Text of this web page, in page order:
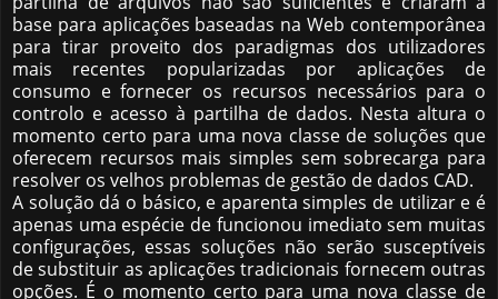
base para aplicações baseadas na Web contemporânea
para tirar proveito dos paradigmas dos utilizadores
mais recentes popularizadas por aplicações de
consumo e fornecer os recursos necessários para o
controlo e acesso à partilha de dados. Nesta altura o
momento certo para uma nova classe de soluções que
oferecem recursos mais simples sem sobrecarga para
resolver os velhos problemas de gestão de dados CAD.
A solução dá o básico, e aparenta simples de utilizar e é
apenas uma espécie de funcionou imediato sem muitas
configurações, essas soluções não serão susceptíveis
de substituir as aplicações tradicionais fornecem outras
opções. É o momento certo para uma nova classe de